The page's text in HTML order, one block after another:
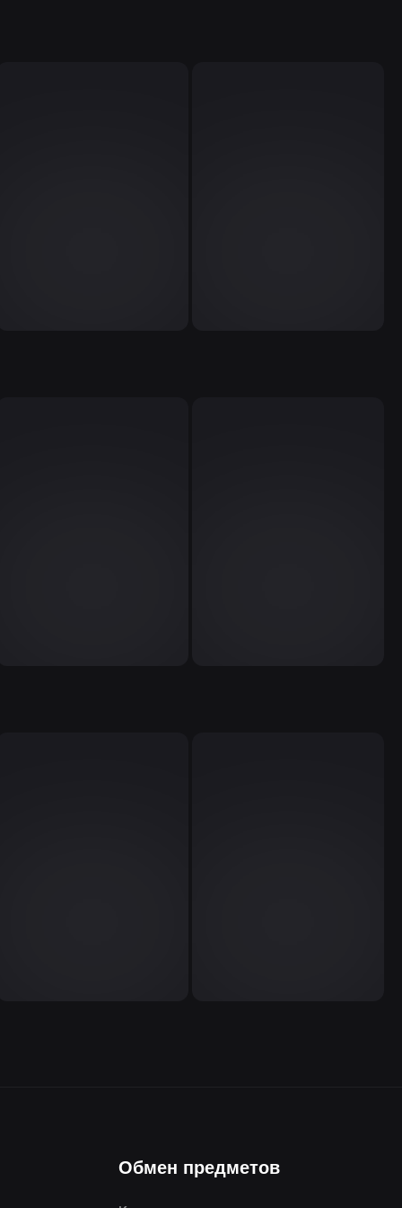
Обмен предметов